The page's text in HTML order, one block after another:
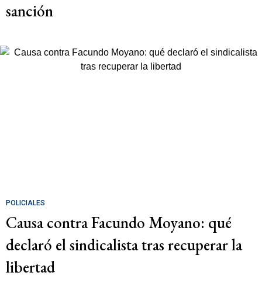
sanción
POLICIALES
Causa contra Facundo Moyano: qué
declaró el sindicalista tras recuperar la
libertad